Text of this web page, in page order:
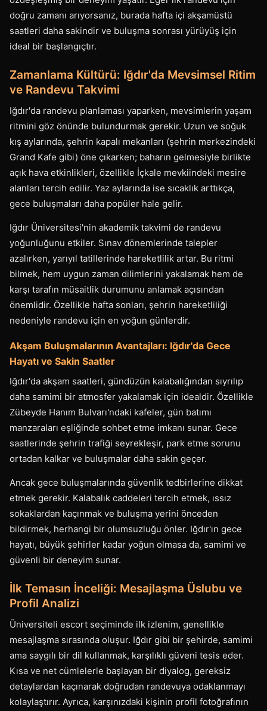
doğru zamanı arıyorsanız, burada hafta içi akşamüstü
saatleri daha sakindir ve buluşma sonrası yürüyüş için
ideal bir başlangıçtır.
Zamanlama Kültürü: Iğdır'da Mevsimsel Ritim
ve Randevu Takvimi
Iğdır'da randevu planlaması yaparken, mevsimlerin yaşam
ritmini göz önünde bulundurmak gerekir. Uzun ve soğuk
kış aylarında, şehrin kapalı mekanları (şehrin merkezindeki
Grand Kafe gibi) öne çıkarken; baharın gelmesiyle birlikte
açık hava etkinlikleri, özellikle İçkale mevkiindeki mesire
alanları tercih edilir. Yaz aylarında ise sıcaklık arttıkça,
gece buluşmaları daha popüler hale gelir.
Iğdır Üniversitesi'nin akademik takvimi de randevu
yoğunluğunu etkiler. Sınav dönemlerinde talepler
azalırken, yarıyıl tatillerinde hareketlilik artar. Bu ritmi
bilmek, hem uygun zaman dilimlerini yakalamak hem de
karşı tarafın müsaitlik durumunu anlamak açısından
önemlidir. Özellikle hafta sonları, şehrin hareketliliği
nedeniyle randevu için en yoğun günlerdir.
Akşam Buluşmalarının Avantajları: Iğdır'da Gece
Hayatı ve Sakin Saatler
Iğdır'da akşam saatleri, gündüzün kalabalığından sıyrılıp
daha samimi bir atmosfer yakalamak için idealdir. Özellikle
Zübeyde Hanım Bulvarı'ndaki kafeler, gün batımı
manzaraları eşliğinde sohbet etme imkanı sunar. Gece
saatlerinde şehrin trafiği seyrekleşir, park etme sorunu
ortadan kalkar ve buluşmalar daha sakin geçer.
Ancak gece buluşmalarında güvenlik tedbirlerine dikkat
etmek gerekir. Kalabalık caddeleri tercih etmek, ıssız
sokaklardan kaçınmak ve buluşma yerini önceden
bildirmek, herhangi bir olumsuzluğu önler. Iğdır'ın gece
hayatı, büyük şehirler kadar yoğun olmasa da, samimi ve
güvenli bir deneyim sunar.
İlk Temasın İnceliği: Mesajlaşma Üslubu ve
Profil Analizi
Üniversiteli escort seçiminde ilk izlenim, genellikle
mesajlaşma sırasında oluşur. Iğdır gibi bir şehirde, samimi
ama saygılı bir dil kullanmak, karşılıklı güveni tesis eder.
Kısa ve net cümlelerle başlayan bir diyalog, gereksiz
detaylardan kaçınarak doğrudan randevuya odaklanmayı
kolaylaştırır. Ayrıca, karşınızdaki kişinin profil fotoğrafının